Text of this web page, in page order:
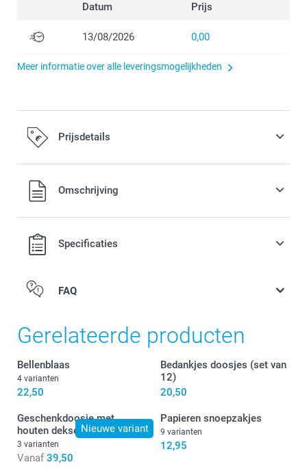
Datum Prijs
13/08/2026 0,00
Meer informatie over alle leveringsmogelijkheden
Prijsdetails
Alle prijzen zijn inclusief BTW
Omschrijving
Specificaties
FAQ
Gerelateerde producten
Bellenblaas
4 varianten
22,50
Bedankjes doosjes (set van
12)
20,50
Nieuwe variant
Geschenkdoosje met
houten deksel
3 varianten
Vanaf 39,50
Papieren snoepzakjes
9 varianten
12,95